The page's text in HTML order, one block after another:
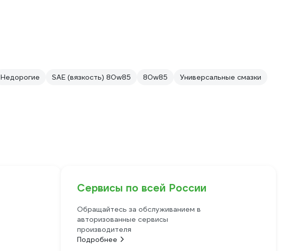
Недорогие SAE (вязкость) 80w85 80w85
Универсальные смазки
Сервисы по всей России
Обращайтесь за обслуживанием в
авторизованные сервисы
производителя
Подробнее